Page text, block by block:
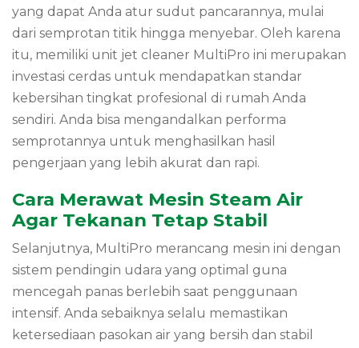
yang dapat Anda atur sudut pancarannya, mulai
dari semprotan titik hingga menyebar. Oleh karena
itu, memiliki unit jet cleaner MultiPro ini merupakan
investasi cerdas untuk mendapatkan standar
kebersihan tingkat profesional di rumah Anda
sendiri. Anda bisa mengandalkan performa
semprotannya untuk menghasilkan hasil
pengerjaan yang lebih akurat dan rapi.
Cara Merawat Mesin Steam Air
Agar Tekanan Tetap Stabil
Selanjutnya, MultiPro merancang mesin ini dengan
sistem pendingin udara yang optimal guna
mencegah panas berlebih saat penggunaan
intensif. Anda sebaiknya selalu memastikan
ketersediaan pasokan air yang bersih dan stabil